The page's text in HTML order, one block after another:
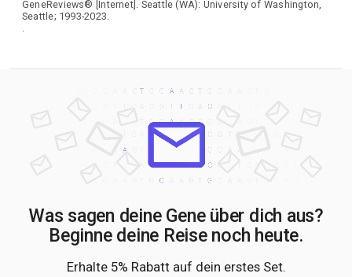
GeneReviews® [Internet]. Seattle (WA): University of Washington,
Seattle; 1993-2023.
Was sagen deine Gene über dich aus?
Beginne deine Reise noch heute.
Erhalte 5% Rabatt auf dein erstes Set.